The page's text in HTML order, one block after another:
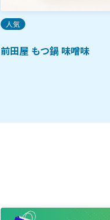
人気
前田屋 もつ鍋 味噌味